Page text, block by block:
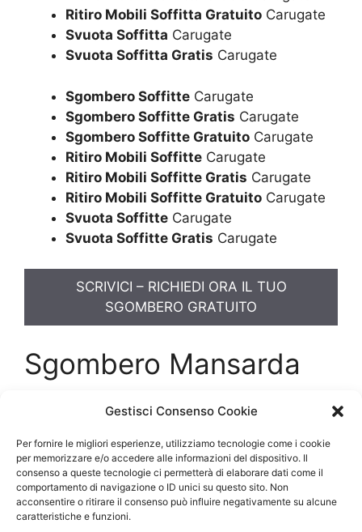
Gestisci Consenso Cookie
Per fornire le migliori esperienze, utilizziamo tecnologie come i cookie
per memorizzare e/o accedere alle informazioni del dispositivo. Il
consenso a queste tecnologie ci permetterà di elaborare dati come il
comportamento di navigazione o ID unici su questo sito. Non
acconsentire o ritirare il consenso può influire negativamente su alcune
caratteristiche e funzioni.
Ritiro Mobili Soffitta Gratuito Carugate
Svuota Soffitta Carugate
Svuota Soffitta Gratis Carugate
Sgombero Soffitte Carugate
Sgombero Soffitte Gratis Carugate
Sgombero Soffitte Gratuito Carugate
Ritiro Mobili Soffitte Carugate
Ritiro Mobili Soffitte Gratis Carugate
Ritiro Mobili Soffitte Gratuito Carugate
Svuota Soffitte Carugate
Svuota Soffitte Gratis Carugate
SCRIVICI – RICHIEDI ORA IL TUO
SGOMBERO GRATUITO
Sgombero Mansarda